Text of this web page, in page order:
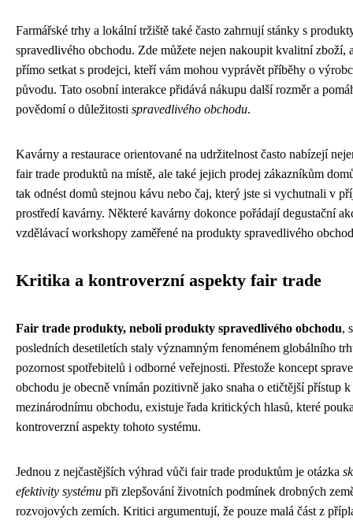
Farmářské trhy a lokální tržiště také často zahrnují stánky s
spravedlivého obchodu. Zde můžete nejen nakoupit kvalitní zboží,
přímo setkat s prodejci, kteří vám mohou vyprávět příběhy o
původu. Tato osobní interakce přidává nákupu další rozměr a
povědomí o důležitosti spravedlivého obchodu.
Kavárny a restaurace orientované na udržitelnost často nabízejí
fair trade produktů na místě, ale také jejich prodej zákazníkům
tak odnést domů stejnou kávu nebo čaj, který jste si vychutnali v
prostředí kavárny. Některé kavárny dokonce pořádají degustační
vzdělávací workshopy zaměřené na produkty spravedlivého
Kritika a kontroverzní aspekty fair trade
Fair trade produkty, neboli produkty spravedlivého obchodu,
posledních desetiletích staly významným fenoménem globálního
pozornost spotřebitelů i odborné veřejnosti. Přestože koncept
obchodu je obecně vnímán pozitivně jako snaha o etičtější přístup k
mezinárodnímu obchodu, existuje řada kritických hlasů, které
kontroverzní aspekty tohoto systému.
Jednou z nejčastějších výhrad vůči fair trade produktům je otázka
efektivity systému při zlepšování životních podmínek drobných
rozvojových zemích. Kritici argumentují, že pouze malá část z